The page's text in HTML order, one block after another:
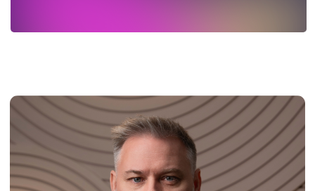
Андрей Боровский